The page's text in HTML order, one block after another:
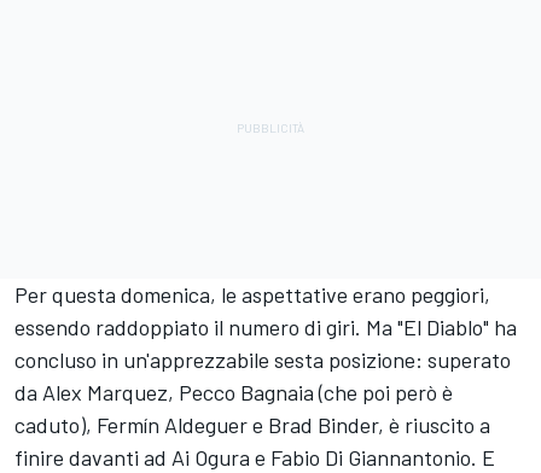
Per questa domenica, le aspettative erano peggiori,
essendo raddoppiato il numero di giri. Ma "El Diablo" ha
concluso in un'apprezzabile sesta posizione: superato
da Alex Marquez, Pecco Bagnaia(che poi però è
caduto), Fermín Aldeguere Brad Binder, è riuscito a
finire davanti ad Ai Ogura e Fabio Di Giannantonio. E